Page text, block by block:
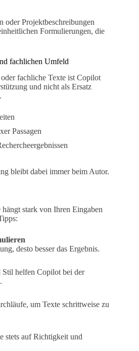
oder Projektbeschreibungen
Formulierungen, die
fachlichen Umfeld
fachliche Texte ist Copilot
und nicht als Ersatz
Passagen
bleibt dabei immer beim Autor.
stark von Ihren Eingaben
desto besser das Ergebnis.
helfen Copilot bei der
um Texte schrittweise zu
stets auf Richtigkeit und